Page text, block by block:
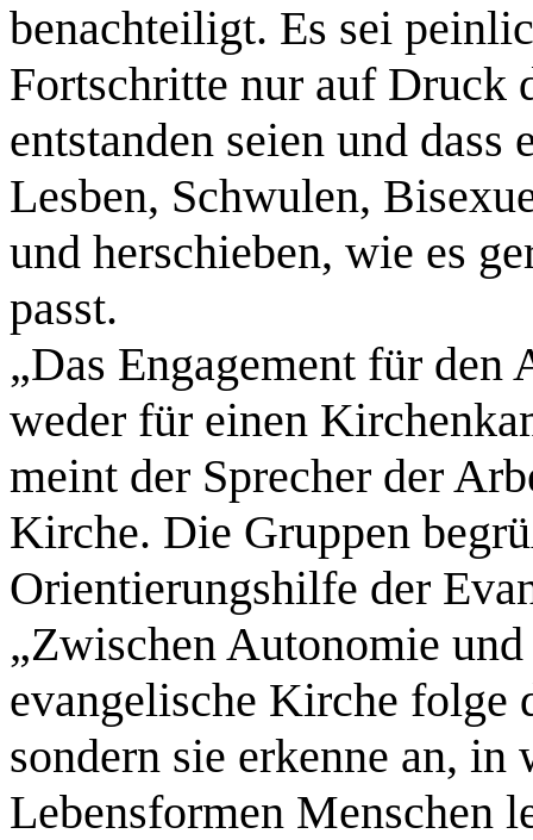
benachteiligt. Es sei
Fortschritte nur auf Druck
entstanden seien und
Lesben, Schwulen,
und herschieben, wie es
passt.
„Das Engagement für
weder für einen
meint der Sprecher der
Kirche. Die Gruppen
Orientierungshilfe der
„Zwischen Autonomie
evangelische Kirche folge
sondern sie erkenne an,
Lebensformen Menschen